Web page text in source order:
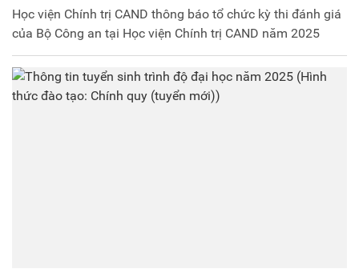
Học viện Chính trị CAND thông báo tổ chức kỳ thi đánh giá
của Bộ Công an tại Học viện Chính trị CAND năm 2025